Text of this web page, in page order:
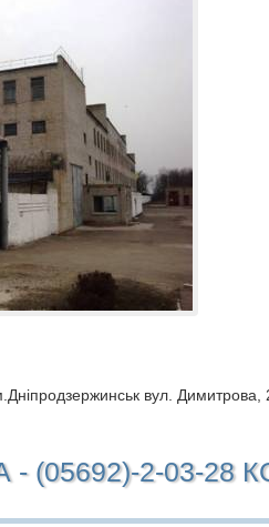
вул. Димитрова,
(05692)-2-03-28